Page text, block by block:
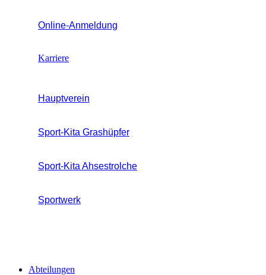
Online-Anmeldung
Karriere
Hauptverein
Sport-Kita Grashüpfer
Sport-Kita Ahsestrolche
Sportwerk
Abteilungen